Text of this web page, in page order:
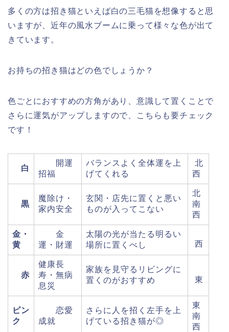
多くの方は招き猫といえば白の三毛猫を想像すると思
いますが、近年の風水ブームに乗って様々な色が出て
きています。
お持ちの招き猫はどの色でしょうか？
色ごとにおすすめの方角があり、意識して置くことで
さらに運気がアップしますので、こちらも要チェック
です！
白
開運
招福
バランスよく全体運を上
げてくれる
北
西
黒
魔除け・
家内安全
玄関・店先に置くと悪い
ものが入ってこない
北
南
西
金・
黄
金
運・財運
太陽の光が当たる明るい
場所に置くべし
西
赤
健康長
寿・無病
息災
家族を見守るリビングに
置くのがおすすめ
東
ピン
ク
恋愛
成就
さらに人を招く左手を上
げている招き猫が◎
東
南
西